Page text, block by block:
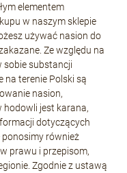
elementem
w naszym sklepie
używać nasion do
Ze względu na
sobie substancji
na terenie Polski są
nasion,
hodowli jest karana,
dotyczących
również
prawu i przepisom,
Zgodnie z ustawą